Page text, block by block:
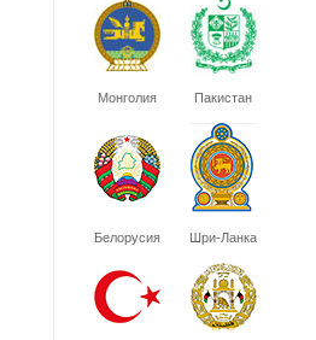
Монголия Пакистан
Белорусия Шри-Ланка